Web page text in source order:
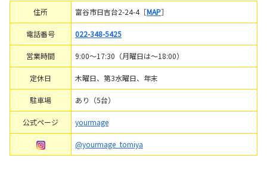
住所 富谷市日吉台2-24-4［MAP］
電話番号 022-348-5425
営業時間 9:00～17:30（月曜日は～18:00）
定休日 木曜日、第3水曜日、年末
駐車場 あり（5台）
公式ページ yourmage
@yourmage_tomiya